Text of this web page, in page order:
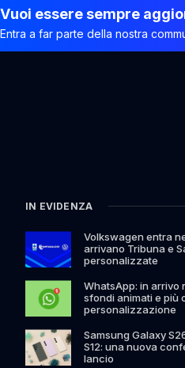
Vuoi essere sempre
Entra a far parte della nostra
IN EVIDENZA
Volkswagen entra
arrivano Tribuna e
personalizzate
WhatsApp: in arrivo
sfondi animati e più
personalizzazione
Samsung Galaxy
S12: una nuova
lancio